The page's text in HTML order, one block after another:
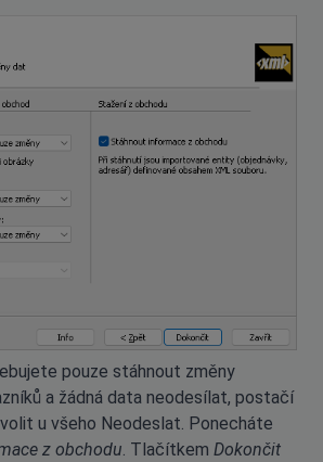
pouze stáhnout změny
a žádná data neodesílat, postačí
u všeho Neodeslat. Ponecháte
z obchodu. Tlačítkem Dokončit